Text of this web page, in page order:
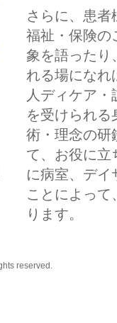
さらに、患者
福祉・保険の
象を語ったり
れる場になれ
人ディケア
を受けられる
術・理念の研
て、お役に立
に病室、デイ
ことによって
ります。
reserved.